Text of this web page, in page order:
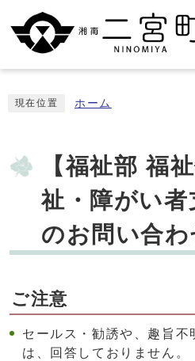
現在位置 ホーム
【福祉部 福
祉・障がい者
のお問い合わ
ご注意
セールス・勧誘や、趣旨不
は、回答しておりません。